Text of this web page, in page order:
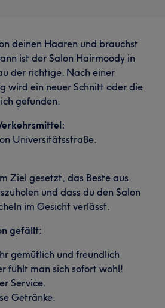
deinen Haaren und brauchst
ist der Salon Hairmoody in
der richtige. Nach einer
wird ein neuer Schnitt oder die
gefunden.
Universitätsstraße.
Ziel gesetzt, das Beste aus
und dass du den Salon
im Gesicht verlässt.
gefällt:
gemütlich und freundlich
fühlt man sich sofort wohl!
Service.
Getränke.